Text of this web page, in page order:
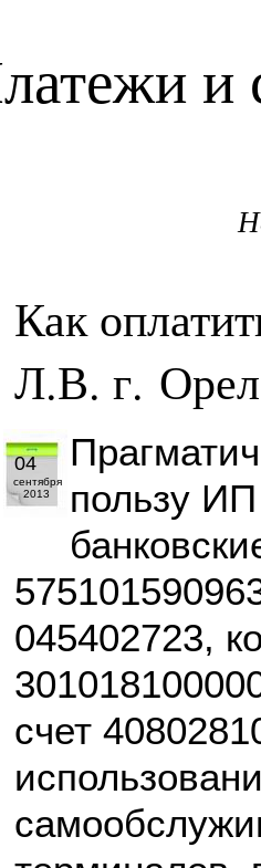
и
Как
Л.В. г. Орел
04
сентября
2013
пользу
045402723,
счет